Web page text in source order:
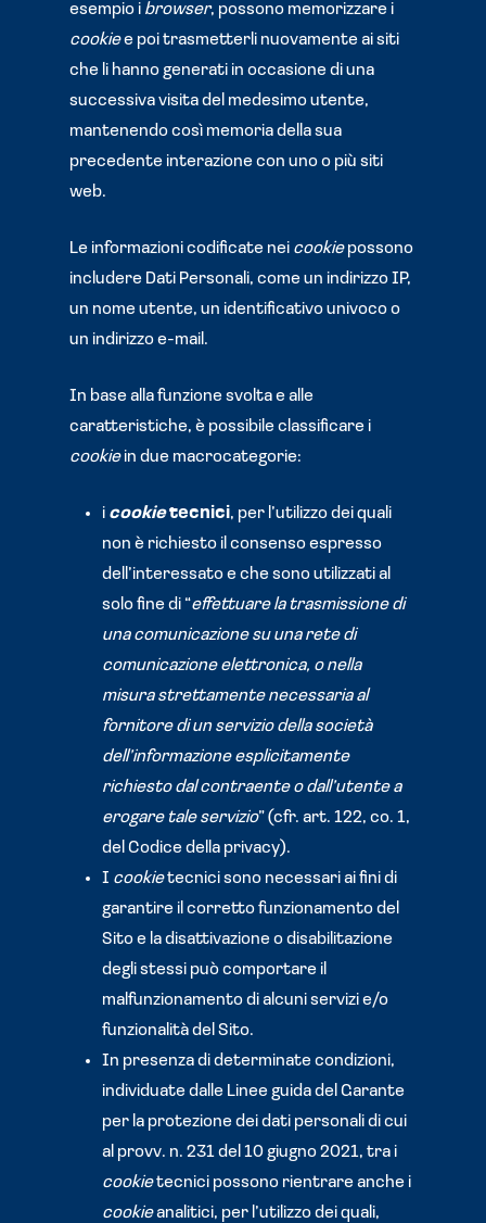
esempio i browser, possono memorizzare i
cookiee poi trasmetterli nuovamente ai siti
che li hanno generati in occasione di una
successiva visita del medesimo utente,
mantenendo così memoria della sua
precedente interazione con uno o più siti
web.
Le informazioni codificate nei cookiepossono
includere Dati Personali, come un indirizzo IP,
un nome utente, un identificativo univoco o
un indirizzo e-mail.
In base alla funzione svolta e alle
caratteristiche, è possibile classificare i
cookiein due macrocategorie:
i cookietecnici, per l’utilizzo dei quali
non è richiesto il consenso espresso
dell’interessato e che sono utilizzati al
solo fine di “effettuare la trasmissione di
una comunicazione su una rete di
comunicazione elettronica, o nella
misura strettamente necessaria al
fornitore di un servizio della società
dell’informazione esplicitamente
richiesto dal contraente o dall’utente a
erogare tale servizio” (cfr. art. 122, co. 1,
del Codice della privacy).
I cookietecnici sono necessari ai fini di
garantire il corretto funzionamento del
Sito e la disattivazione o disabilitazione
degli stessi può comportare il
malfunzionamento di alcuni servizi e/o
funzionalità del Sito.
In presenza di determinate condizioni,
individuate dalle Linee guida del Garante
per la protezione dei dati personali di cui
al provv. n. 231 del 10 giugno 2021, tra i
cookietecnici possono rientrare anche i
cookieanalitici, per l’utilizzo dei quali,